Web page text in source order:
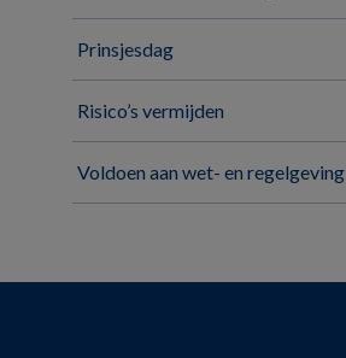
Prinsjesdag
Risico’s vermijden
Voldoen aan wet- en regelgeving